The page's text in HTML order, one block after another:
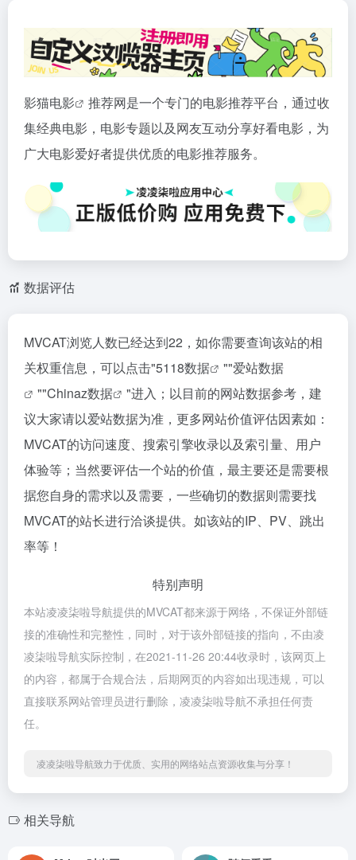
影猫电影
推荐网是一个专门的电影推荐平台，通过收
集经典电影，电影专题以及网友互动分享好看电影，为
广大电影爱好者提供优质的电影推荐服务。
数据评估
MVCAT浏览人数已经达到22，如你需要查询该站的相
关权重信息，可以点击"5118数据 ""爱站数据
""Chinaz数据
"进入；以目前的网站数据参考，建
议大家请以爱站数据为准，更多网站价值评估因素如：
MVCAT的访问速度、搜索引擎收录以及索引量、用户
体验等；当然要评估一个站的价值，最主要还是需要根
据您自身的需求以及需要，一些确切的数据则需要找
MVCAT的站长进行洽谈提供。如该站的IP、PV、跳出
率等！
特别声明
本站凌凌柒啦导航提供的MVCAT都来源于网络，不保证外部链
接的准确性和完整性，同时，对于该外部链接的指向，不由凌
凌柒啦导航实际控制，在2021-11-26 20:44收录时，该网页上
的内容，都属于合规合法，后期网页的内容如出现违规，可以
直接联系网站管理员进行删除，凌凌柒啦导航不承担任何责
任。
凌凌柒啦导航致力于优质、实用的网络站点资源收集与分享！
相关导航